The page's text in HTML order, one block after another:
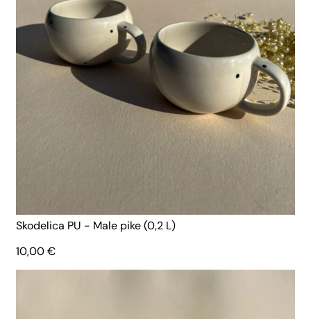
Skodelica PU - Male pike (0,2 L)
10,00€